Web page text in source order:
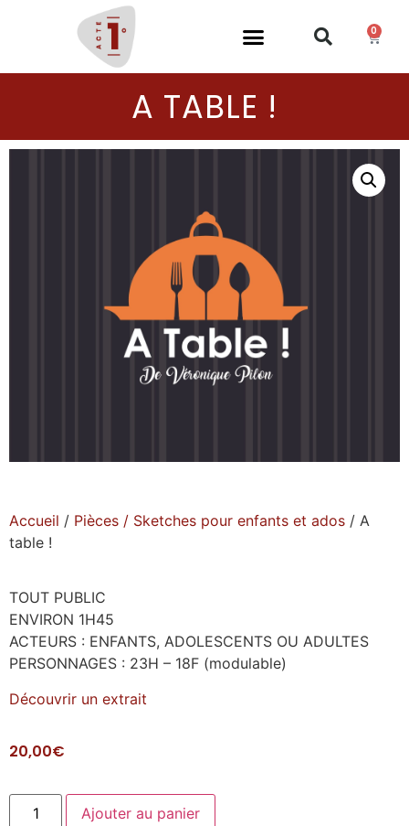
0
A TABLE !
Accueil / Pièces / Sketches pour enfants et ados / A
table !
TOUT PUBLIC
ENVIRON 1H45
ACTEURS : ENFANTS, ADOLESCENTS OU ADULTES
PERSONNAGES : 23H – 18F (modulable)
Découvrir un extrait
20,00€
Ajouter au panier